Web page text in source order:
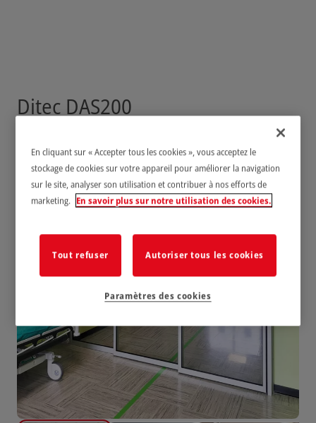
Ditec DAS200
En cliquant sur « Accepter tous les cookies », vous acceptez le
stockage de cookies sur votre appareil pour améliorer la navigation
sur le site, analyser son utilisation et contribuer à nos efforts de
marketing. En savoir plus sur notre utilisation des cookies.
Tout refuser Autoriser tous les cookies
Paramètres des cookies